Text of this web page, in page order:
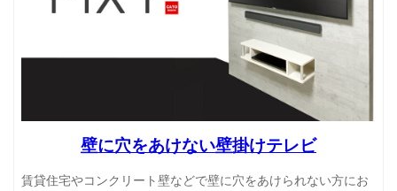
壁に穴をあけない壁掛けテレビ
賃貸住宅やコンクリート壁などで壁に穴をあけられない方にお